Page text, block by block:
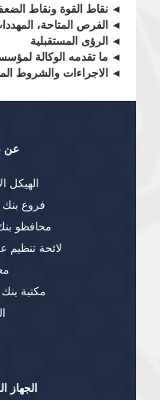
نقاط القوة ونقاط
الفرص المتاحة،
الرؤى المستقبلية
ما تقدمه الوكالة
الاجراءات والشروط
عن
الهيكل
فروع بنك
محافظو
لائحة تنظيم
مكتبة
الجهاز